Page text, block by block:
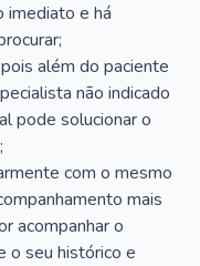
imediato e há
além do paciente
não indicado
pode solucionar o
com o mesmo
mais
acompanhar o
o seu histórico e